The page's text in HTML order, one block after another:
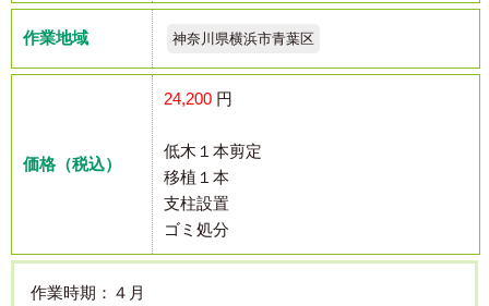
作業地域 神奈川県横浜市青葉区
価格（税込）
24,200 円
低木１本剪定
移植１本
支柱設置
ゴミ処分
作業時期：４月